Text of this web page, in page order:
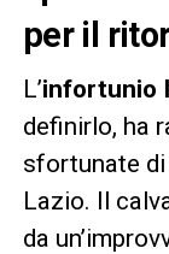
per il
L’infortunio
definirlo, ha
sfortunate
Lazio. Il
da